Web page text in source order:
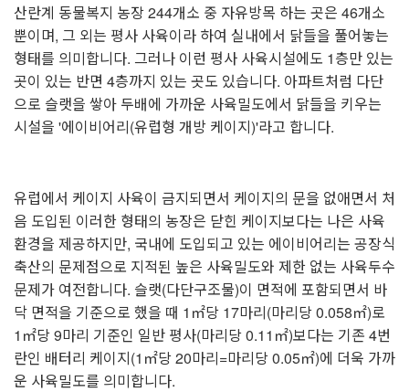
산란계 동물복지 농장 244개소 중 자유방목 하는 곳은 46개소
뿐이며, 그 외는 평사 사육이라 하여 실내에서 닭들을 풀어놓는
형태를 의미합니다. 그러나 이런 평사 사육시설에도 1층만 있는
곳이 있는 반면 4층까지 있는 곳도 있습니다. 아파트처럼 다단
으로 슬랫을 쌓아 두배에 가까운 사육밀도에서 닭들을 키우는
시설을 '에이비어리(유럽형 개방 케이지)'라고 합니다.
유럽에서 케이지 사육이 금지되면서 케이지의 문을 없애면서 처
음 도입된 이러한 형태의 농장은 닫힌 케이지보다는 나은 사육
환경을 제공하지만, 국내에 도입되고 있는 에이비어리는 공장식
축산의 문제점으로 지적된 높은 사육밀도와 제한 없는 사육두수
문제가 여전합니다. 슬랫(다단구조물)이 면적에 포함되면서 바
닥 면적을 기준으로 했을 때 1㎡당 17마리(마리당 0.058㎡)로
1㎡당 9마리 기준인 일반 평사(마리당 0.11㎡)보다는 기존 4번
란인 배터리 케이지(1㎡당 20마리=마리당 0.05㎡)에 더욱 가까
운 사육밀도를 의미합니다.